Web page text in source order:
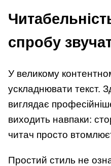
спробу
У великому
ускладнювати текст.
виглядає
виходить навпаки:
читач просто
Простий стиль не